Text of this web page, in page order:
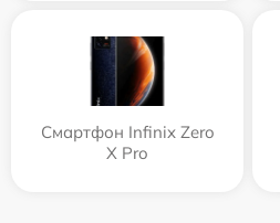
Смартфон Infinix Zero
X Pro